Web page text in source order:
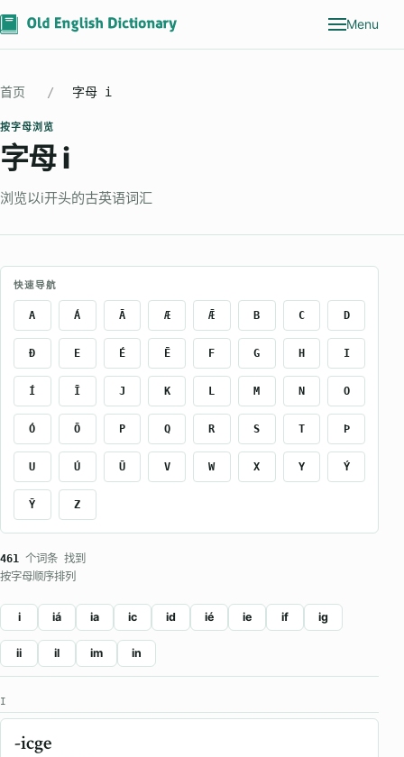
Menu
首页 字母 i
按字母浏览
字母 i
浏览以i开头的古英语词汇
快速导航
A Á Ā Æ Ǣ B C D
Ð E É Ē F G H I
Í Ī J K L M N O
Ó Ō P Q R S T Þ
U Ú Ū V W X Y Ý
Ȳ Z
461 个词条 找到
按字母顺序排列
i iá ia ic id ié ie if ig
ii il im in
I
-icge